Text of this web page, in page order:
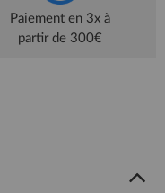
Paiement en 3x à
partir de 300€